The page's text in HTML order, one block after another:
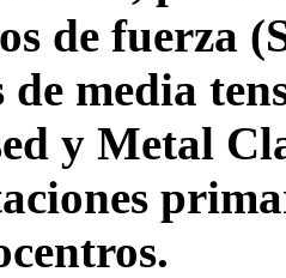
de fuerza
de media
y Metal